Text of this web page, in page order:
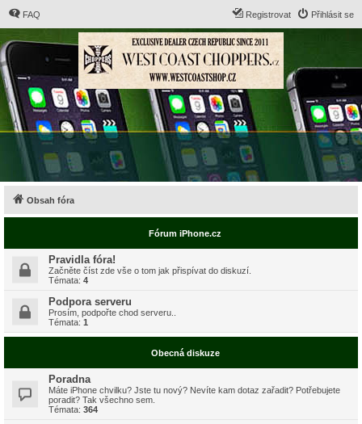
FAQ Přihlásit se
Registrovat
Obsah fóra
Fórum iPhone.cz
Pravidla fóra!
Začněte číst zde vše o tom jak přispívat do diskuzí.
Témata: 4
Podpora serveru
Prosím, podpořte chod serveru..
Témata: 1
Obecná diskuze
Poradna
Máte iPhone chvilku? Jste tu nový? Nevíte kam dotaz zařadit? Potřebujete
poradit? Tak všechno sem.
Témata: 364